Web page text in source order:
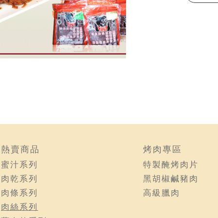
熱賣商品
蜜汁系列
肉乾系列
肉條系列
肉絲系列
烤肉專區
特製醃烤肉片
黑胡椒鹹豬肉
高級臘肉